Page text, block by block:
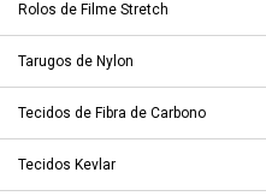
Rolos de Filme Stretch
Tarugos de Nylon
Tecidos de Fibra de Carbono
Tecidos Kevlar